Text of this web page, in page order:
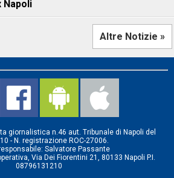
Napoli
Altre Notizie »
giornalistica n.46 aut. Tribunale di Napoli del
- N. registrazione ROC-27006.
Salvatore Passante
Via Dei Fiorentini 21, 80133 Napoli P.I.
08796131210